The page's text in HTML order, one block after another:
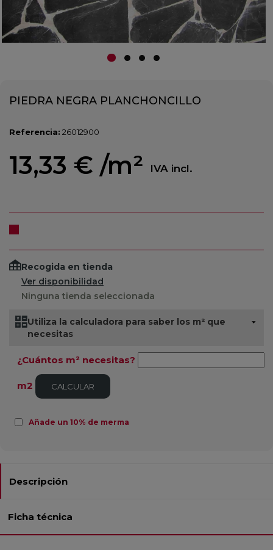
PIEDRA NEGRA PLANCHONCILLO
Referencia: 26012900
13,33 € /m² IVA incl.
Recogida en tienda
Ver disponibilidad
Ninguna tienda seleccionada
Utiliza la calculadora para saber los m² que
necesitas
¿Cuántos m² necesitas?
m2 CALCULAR
Añade un 10% de merma
Descripción
Ficha técnica